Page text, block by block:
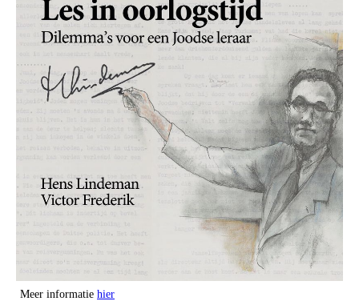
Meer informatie hier